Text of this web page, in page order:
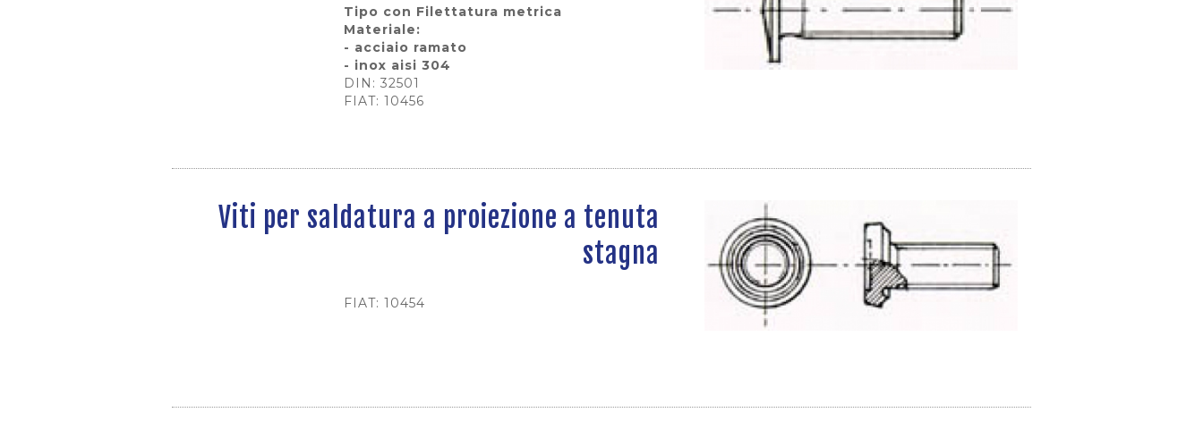
Tipo con Filettatura metrica
Materiale:
- acciaio ramato
- inox aisi 304
DIN: 32501
FIAT: 10456
Viti per saldatura a proiezione a tenuta
stagna
FIAT: 10454